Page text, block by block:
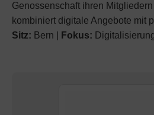
Genossenschaft ihren
kombiniert digitale Angebote mit
Sitz: Bern | Fokus: